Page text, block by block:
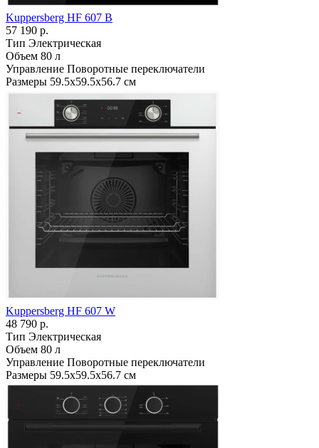
Kuppersberg HF 607 B
57 190 р.
Тип Электрическая
Объем 80 л
Управление Поворотные переключатели
Размеры 59.5х59.5х56.7 см
Kuppersberg HF 607 W
48 790 р.
Тип Электрическая
Объем 80 л
Управление Поворотные переключатели
Размеры 59.5х59.5х56.7 см